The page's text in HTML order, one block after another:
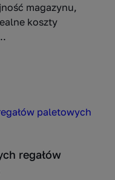
magazynu,
koszty
regałów